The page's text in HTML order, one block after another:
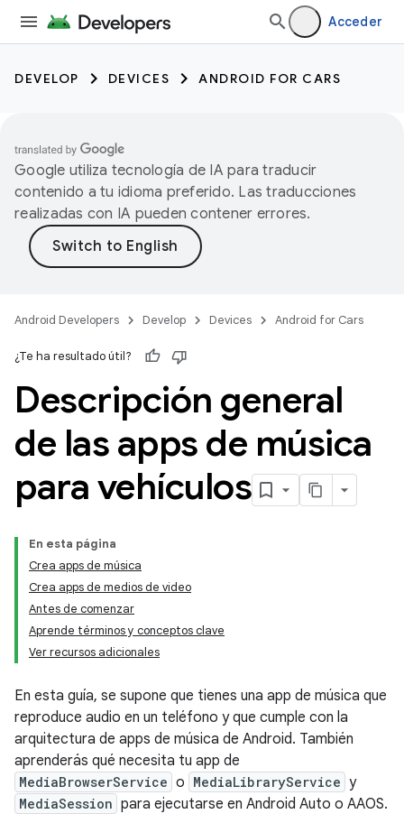
Acceder
DEVELOP DEVICES ANDROID FOR CARS
Google utiliza tecnología de IA para traducir
contenido a tu idioma preferido. Las traducciones
realizadas con IA pueden contener errores.
Android Developers Develop Devices Android for Cars
¿Te ha resultado útil?
Descripción general
de las apps de música
para vehículos
En esta página
Crea apps de música
Crea apps de medios de video
Antes de comenzar
Aprende términos y conceptos clave
Ver recursos adicionales
En esta guía, se supone que tienes una app de música que
reproduce audio en un teléfono y que cumple con la
arquitectura de apps de música de Android. También
aprenderás qué necesita tu app de
MediaBrowserService o MediaLibraryService y
MediaSession para ejecutarse en Android Auto o AAOS.